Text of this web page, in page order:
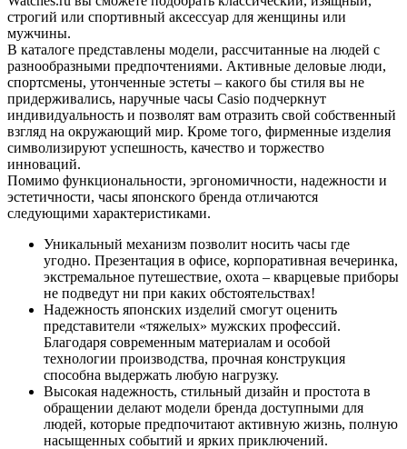
строгий или спортивный аксессуар для женщины или
мужчины.
В каталоге представлены модели, рассчитанные на людей с
разнообразными предпочтениями. Активные деловые люди,
спортсмены, утонченные эстеты – какого бы стиля вы не
придерживались, наручные часы Casio подчеркнут
индивидуальность и позволят вам отразить свой собственный
взгляд на окружающий мир. Кроме того, фирменные изделия
символизируют успешность, качество и торжество
инноваций.
Помимо функциональности, эргономичности, надежности и
эстетичности, часы японского бренда отличаются
следующими характеристиками.
Уникальный механизм позволит носить часы где
угодно. Презентация в офисе, корпоративная вечеринка,
экстремальное путешествие, охота – кварцевые приборы
не подведут ни при каких обстоятельствах!
Надежность японских изделий смогут оценить
представители «тяжелых» мужских профессий.
Благодаря современным материалам и особой
технологии производства, прочная конструкция
способна выдержать любую нагрузку.
Высокая надежность, стильный дизайн и простота в
обращении делают модели бренда доступными для
людей, которые предпочитают активную жизнь, полную
насыщенных событий и ярких приключений.